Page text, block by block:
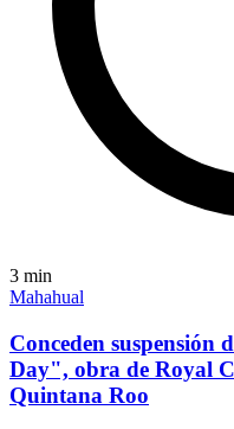
3 min
Mahahual
Conceden
Day", obra de Royal
Quintana Roo